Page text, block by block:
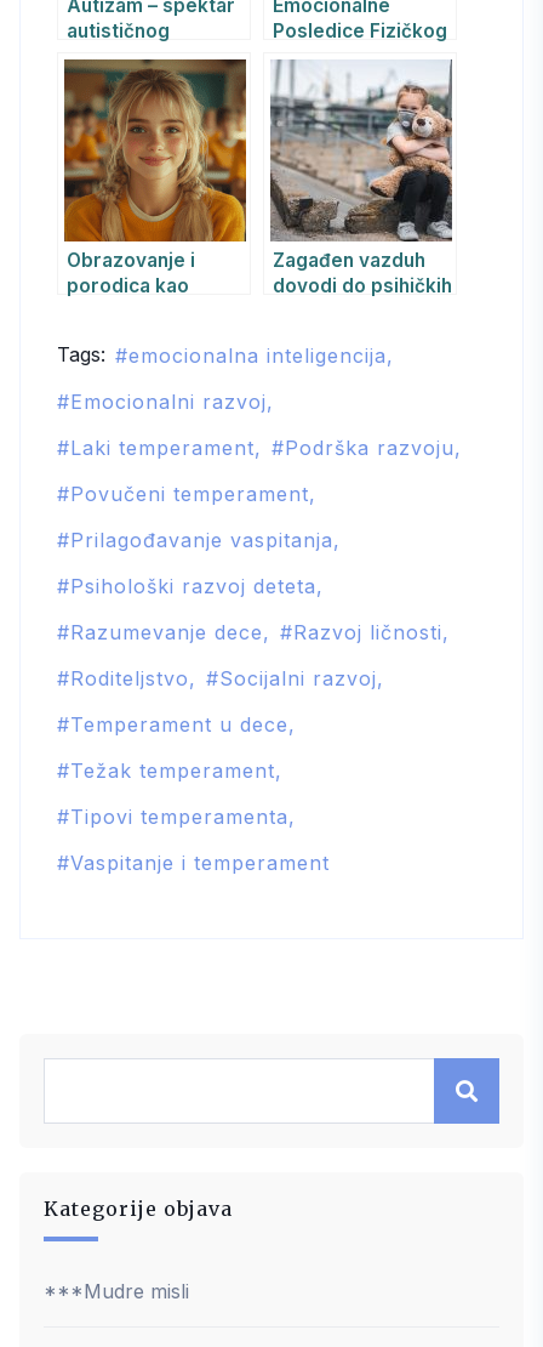
Autizam – spektar
autističnog
poremećaja
Emocionalne
Posledice Fizičkog
Kažnjavanja Dece:
Dubok Uticaj na
Psihološki Razvoj
Obrazovanje i
porodica kao
dekadencije i
psihološko-
psihoterapijski
pristup u Srbiji
Zagađen vazduh
dovodi do psihičkih
i odraslih
Tags:
emocionalna inteligencija
Emocionalni razvoj
Laki temperament
Podrška razvoju
Povučeni temperament
Prilagođavanje vaspitanja
Psihološki razvoj deteta
Razumevanje dece
Razvoj ličnosti
Roditeljstvo
Socijalni razvoj
Temperament u dece
Težak temperament
Tipovi temperamenta
Vaspitanje i temperament
Kategorije objava
***Mudre misli